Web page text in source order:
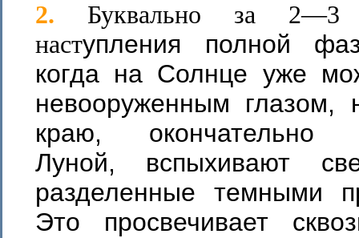
2. Буквально за 2—3
наступления полной
когда на Солнце уже
невооруженным глазом,
краю, окончательно
Луной, вспыхивают
разделенные темными
Это просвечивает